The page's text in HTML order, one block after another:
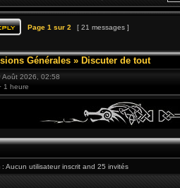
Page 1 sur 2 [ 21 messages ]
Générales » Discuter de tout
Août 2026, 02:58
1 heure
Aucun utilisateur inscrit and 25 invités